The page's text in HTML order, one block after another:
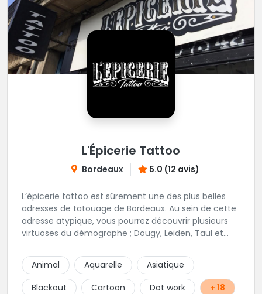
L'Épicerie Tattoo
Bordeaux 5.0 (12 avis)
L’épicerie tattoo est sûrement une des plus belles
adresses de tatouage de Bordeaux. Au sein de cette
adresse atypique, vous pourrez découvrir plusieurs
virtuoses du démographe ; Dougy, Leïden, Taul et
enfant et sympathique, vous pourrez demander
conseil pour votre tattoo. N'hésitez plus une seconde
pour rencontrer cette belle équipe !
Animal Aquarelle
Asiatique
Blackout
Cartoon Dot work + 18